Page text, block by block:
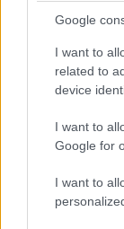
Google
I want to
related to
device
I want to
Google for
I want to
populares de
Tómate una
Estados
Martin
para una
Museo de